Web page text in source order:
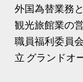
外国為替業務
観光旅館業の
職員福利委員
立 グランドオ